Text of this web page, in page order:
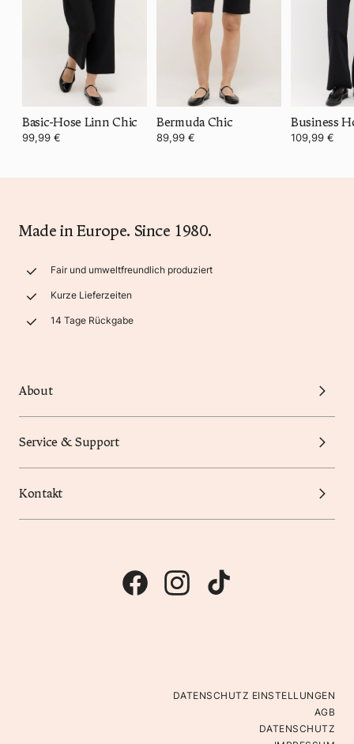
Basic-Hose Linn Chic
99,99 €
Bermuda Chic
89,99 €
Business
109,99 €
Made in Europe. Since 1980.
Fair und umweltfreundlich produziert
Kurze Lieferzeiten
14 Tage Rückgabe
About
Service & Support
Kontakt
DATENSCHUTZ EINSTELLUNGEN
AGB
DATENSCHUTZ